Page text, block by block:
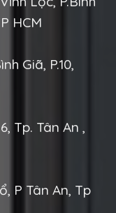
HCM
Giã, P.10,
Tp. Tân An ,
P Tân An, Tp